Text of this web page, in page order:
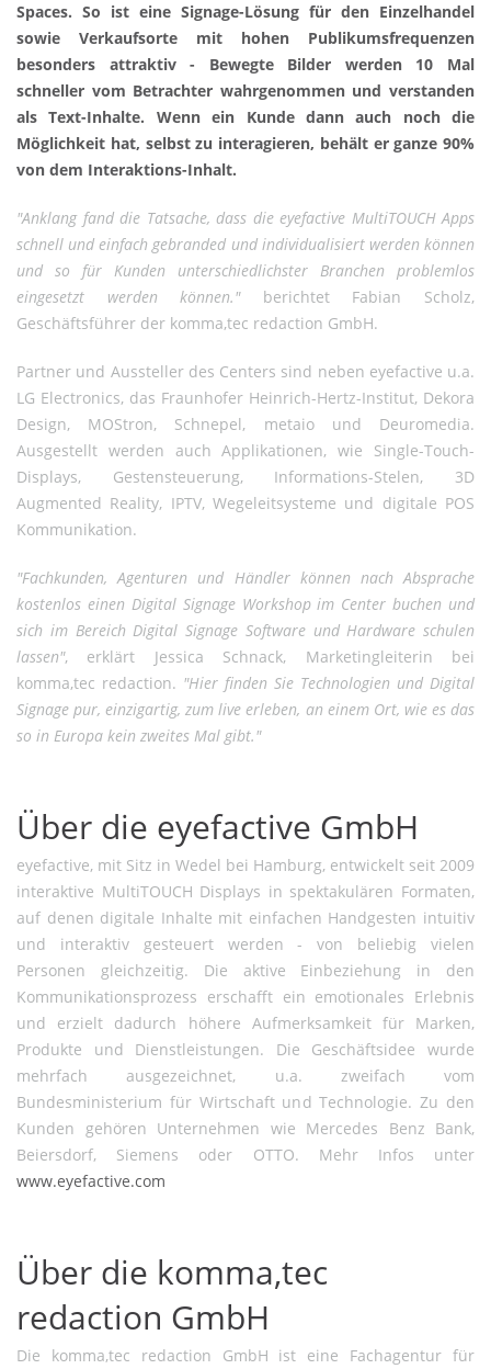
Spaces. So ist eine Signage-Lösung für den Einzelhandel
sowie Verkaufsorte mit hohen Publikumsfrequenzen
besonders attraktiv - Bewegte Bilder werden 10 Mal
schneller vom Betrachter wahrgenommen und verstanden
als Text-Inhalte. Wenn ein Kunde dann auch noch die
Möglichkeit hat, selbst zu interagieren, behält er ganze 90%
von dem Interaktions-Inhalt.
"Anklang fand die Tatsache, dass die eyefactive MultiTOUCH Apps
schnell und einfach gebranded und individualisiert werden können
und so für Kunden unterschiedlichster Branchen problemlos
eingesetzt werden können."berichtet Fabian Scholz,
Geschäftsführer der komma,tec redaction GmbH.
Partner und Aussteller des Centers sind neben eyefactive u.a.
LG Electronics, das Fraunhofer Heinrich-Hertz-Institut, Dekora
Design, MOStron, Schnepel, metaio und Deuromedia.
Ausgestellt werden auch Applikationen, wie Single-Touch-
Displays, Gestensteuerung, Informations-Stelen, 3D
Augmented Reality, IPTV, Wegeleitsysteme und digitale POS
Kommunikation.
"Fachkunden, Agenturen und Händler können nach Absprache
kostenlos einen Digital Signage Workshop im Center buchen und
sich im Bereich Digital Signage Software und Hardware schulen
lassen", erklärt Jessica Schnack, Marketingleiterin bei
komma,tec redaction. "Hier finden Sie Technologien und Digital
Signage pur, einzigartig, zum live erleben, an einem Ort, wie es das
so in Europa kein zweites Mal gibt."
Über die eyefactive GmbH
eyefactive, mit Sitz in Wedel bei Hamburg, entwickelt seit 2009
interaktive MultiTOUCH Displays in spektakulären Formaten,
auf denen digitale Inhalte mit einfachen Handgesten intuitiv
und interaktiv gesteuert werden - von beliebig vielen
Personen gleichzeitig. Die aktive Einbeziehung in den
Kommunikationsprozess erschafft ein emotionales Erlebnis
und erzielt dadurch höhere Aufmerksamkeit für Marken,
Produkte und Dienstleistungen. Die Geschäftsidee wurde
mehrfach ausgezeichnet, u.a. zweifach vom
Bundesministerium für Wirtschaft und Technologie. Zu den
Kunden gehören Unternehmen wie Mercedes Benz Bank,
Beiersdorf, Siemens oder OTTO. Mehr Infos unter
www.eyefactive.com
Über die komma,tec
redaction GmbH
Die komma,tec redaction GmbH ist eine Fachagentur für